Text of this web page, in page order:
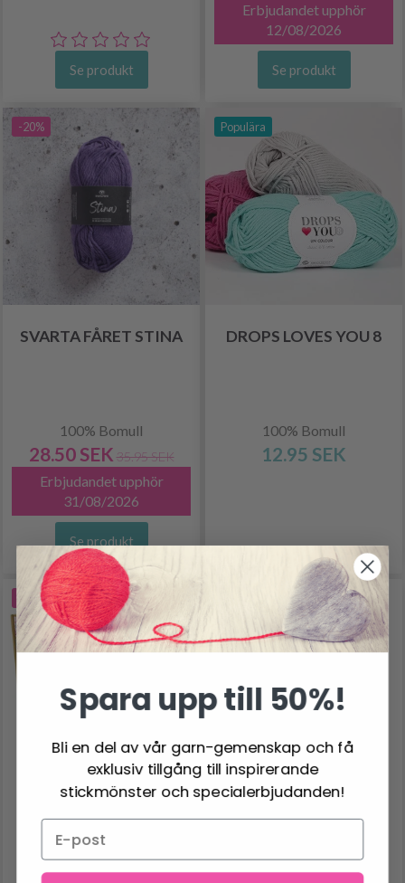
Se produkt
Erbjudandet upphör
12/08/2026
Se produkt
-20%
SVARTA FÅRET STINA
100% Bomull
28.50 SEK 35.95 SEK
Erbjudandet upphör
31/08/2026
Se produkt
Populära
DROPS LOVES YOU 8
100% Bomull
12.95 SEK
-20%
NYSTAN X15G
Spara upp till 50%!
Bli en del av vår garn-gemenskap och få
exklusiv tillgång till inspirerande
stickmönster och specialerbjudanden!